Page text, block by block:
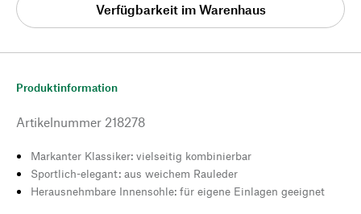
Verfügbarkeit im Warenhaus
Produktinformation
Artikelnummer 218278
Markanter Klassiker: vielseitig kombinierbar
Sportlich-elegant: aus weichem Rauleder
Herausnehmbare Innensohle: für eigene Einlagen geeignet